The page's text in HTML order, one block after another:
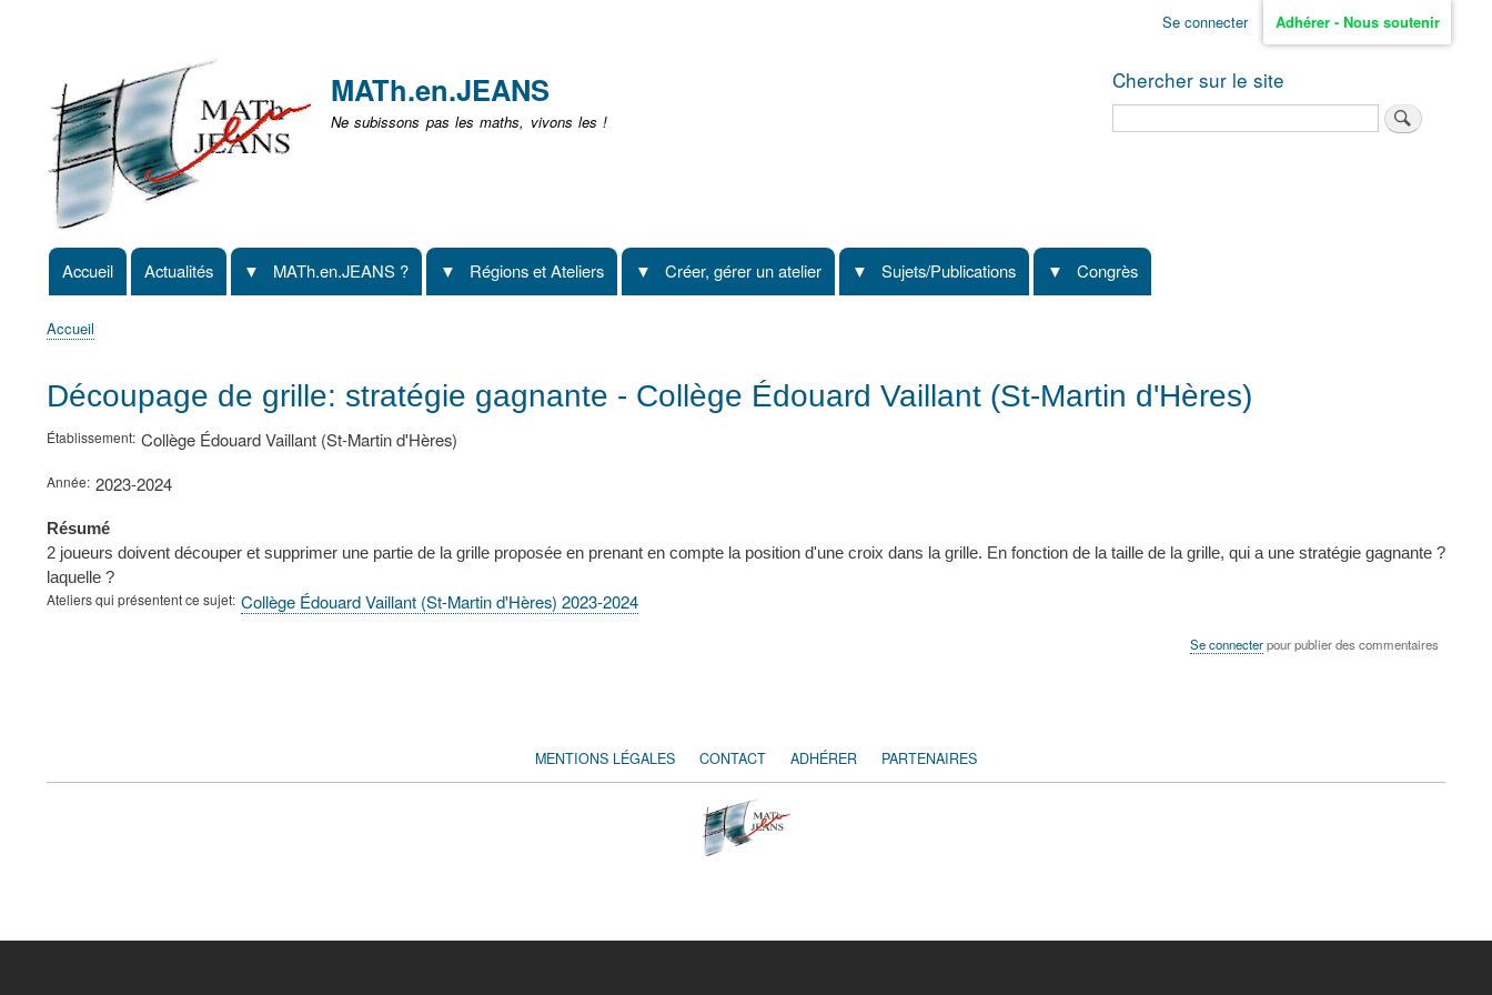
non
identifié
Se connecter Adhérer - Nous soutenir
MATh.en.JEANS
Ne subissons pas les maths, vivons les !
Chercher sur le site
Navigation
principale
Accueil Actualités MATh.en.JEANS ? Régions et Ateliers Créer, gérer un atelier Sujets/Publications Congrès
d'Ariane
Accueil
Découpage de grille: stratégie gagnante - Collège Édouard Vaillant (St-Martin d'Hères)
Établissement Collège Édouard Vaillant (St-Martin d'Hères)
Année 2023-2024
Résumé
2 joueurs doivent découper et supprimer une partie de la grille proposée en prenant en compte la position d'une croix dans la grille. En fonction de la taille de la grille, qui a une stratégie gagnante ?
laquelle ?
Ateliers qui présentent ce sujet Collège Édouard Vaillant (St-Martin d'Hères) 2023-2024
Se connecterpour publier des commentaires
FOOTER
MENTIONS LÉGALES CONTACT ADHÉRER PARTENAIRES